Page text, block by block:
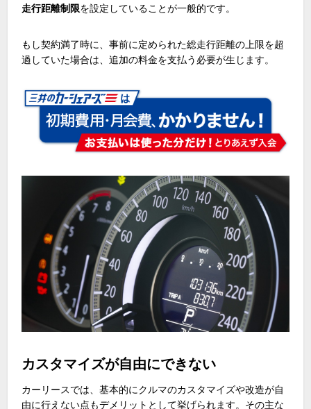
走行距離制限を設定していることが一般的です。
もし契約満了時に、事前に定められた総走行距離の上限を超
過していた場合は、追加の料金を支払う必要が生じます。
カスタマイズが自由にできない
カーリースでは、基本的にクルマのカスタマイズや改造が自
由に行えない点もデメリットとして挙げられます。その主な